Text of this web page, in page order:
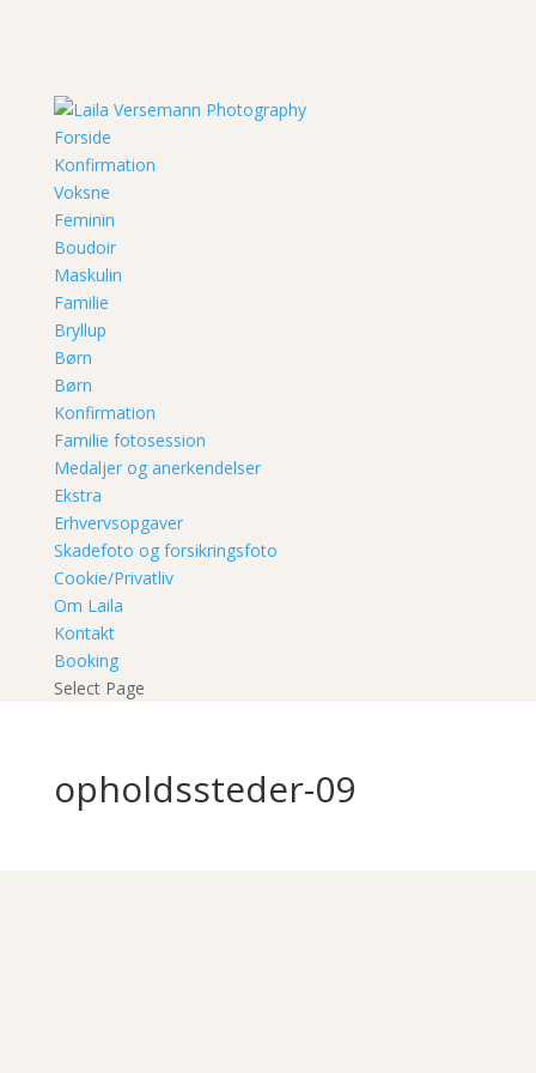
Forside
Konfirmation
Voksne
Feminin
Boudoir
Maskulin
Familie
Bryllup
Børn
Børn
Konfirmation
Familie fotosession
Medaljer og anerkendelser
Ekstra
Erhvervsopgaver
Skadefoto og forsikringsfoto
Cookie/Privatliv
Om Laila
Kontakt
Booking
Select Page
opholdssteder-09